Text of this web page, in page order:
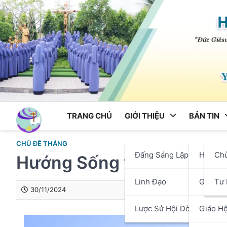
Skip
to
content
TRANG CHỦ GIỚI THIỆU
Đấng Sáng Lập
Linh Đạo
Lược Sử Hội Dòng
BẢN TIN
Hội
Tư
Giáo
Giáo
CHỦ ĐỀ THÁNG
Hướng Sống và Bài Viết
30/11/2024